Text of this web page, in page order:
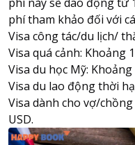
phí tham khảo đối với
Visa công tác/du lịch/
Visa quá cảnh: Khoảng
Visa du học Mỹ: Khoảng
Visa du lao động thời
Visa dành cho vợ/
USD.